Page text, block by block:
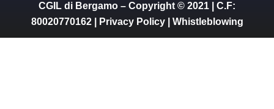
CGIL di Bergamo – Copyright © 2021 | C.F:
80020770162 |
Privacy Policy| Whistleblowing